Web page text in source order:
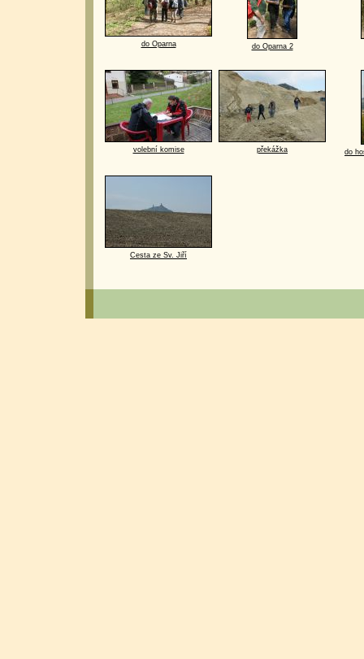
do Oparna do Oparna 2
volební komise překážka do
Cesta ze Sv. Jiří